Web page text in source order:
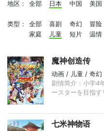
地区： 全部 日本 中国 美国
类型： 全部 喜剧 奇幻 冒险
家庭
儿童 短片 温情
魔神创造传
动画 / 儿童 / 奇幻
剧情简介：小学4
ースターを目指
七米神物语